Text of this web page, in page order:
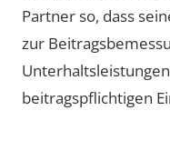
Partner so, dass
zur
beitragspflichtigen